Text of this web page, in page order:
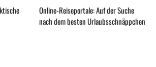
Online-Reiseportale: Auf der Suche
nach dem besten Urlaubsschnäppchen